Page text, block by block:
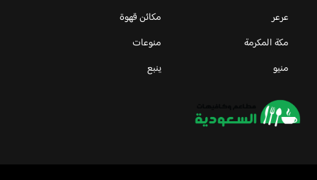
عرعر
مكائن قهوة
مكة المكرمة
منوعات
منيو
ينبع